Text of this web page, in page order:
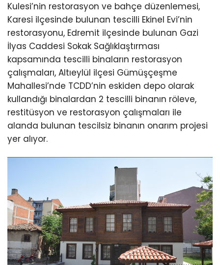
Kulesi’nin restorasyon ve bahçe düzenlemesi,
Karesi ilçesinde bulunan tescilli Ekinel Evi’nin
restorasyonu, Edremit ilçesinde bulunan Gazi
İlyas Caddesi Sokak Sağlıklaştırması
kapsamında tescilli binaların restorasyon
çalışmaları, Altıeylül ilçesi Gümüşçeşme
Mahallesi’nde TCDD’nin eskiden depo olarak
kullandığı binalardan 2 tescilli binanın röleve,
restitüsyon ve restorasyon çalışmaları ile
alanda bulunan tescilsiz binanın onarım projesi
yer alıyor.